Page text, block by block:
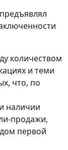
количеством
и теми
что, по
наличии
продажи,
первой